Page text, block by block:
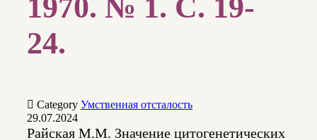
1970. № 1. С. 19-
24.
 Category Умственная отсталость
29.07.2024
Райская М.М. Значение цитогенетических